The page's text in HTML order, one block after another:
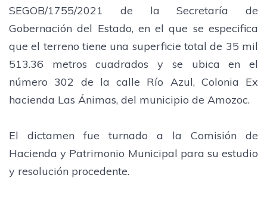
SEGOB/1755/2021 de la Secretaría de
Gobernación del Estado, en el que se especifica
que el terreno tiene una superficie total de 35 mil
513.36 metros cuadrados y se ubica en el
número 302 de la calle Río Azul, Colonia Ex
hacienda Las Ánimas, del municipio de Amozoc.
El dictamen fue turnado a la Comisión de
Hacienda y Patrimonio Municipal para su estudio
y resolución procedente.